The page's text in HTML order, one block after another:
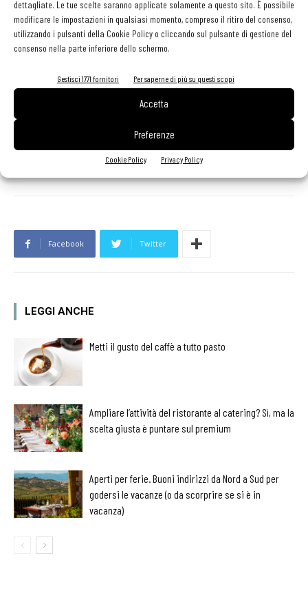
dettagliate. Le tue scelte saranno applicate solamente a questo sito. È possibile
modificare le impostazioni in qualsiasi momento, compreso il ritiro del consenso,
utilizzando i pulsanti della Cookie Policy o cliccando sul pulsante di gestione del
consenso nella parte inferiore dello schermo.
Gestisci 1771 fornitori Per saperne di più su questi scopi
Accetta
Preferenze
Cookie Policy Privacy Policy
perfetti compagni di viaggio, e con la certezza che mettendoci
impegno ogni promessa possa trasformarsi in realtà per la
categoria».
Facebook Twitter
LEGGI ANCHE
Metti il gusto del caffè a tutto pasto
Ampliare l’attività del ristorante al catering? Sì, ma la
scelta giusta è puntare sul premium
Aperti per ferie. Buoni indirizzi da Nord a Sud per
godersi le vacanze (o da scorprire se si è in
vacanza)